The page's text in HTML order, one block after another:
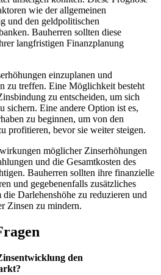
wie der allgemeinen
und den geldpolitischen
Bauherren sollten diese
langfristigen Finanzplanung
einzuplanen und
zu treffen. Eine Möglichkeit besteht
zu entscheiden, um sich
sichern. Eine andere Option ist es,
zu beginnen, um von den
profitieren, bevor sie weiter steigen.
möglicher Zinserhöhungen
und die Gesamtkosten des
Bauherren sollten ihre finanzielle
und gegebenenfalls zusätzliches
Darlehenshöhe zu reduzieren und
Zinsen zu mindern.
den